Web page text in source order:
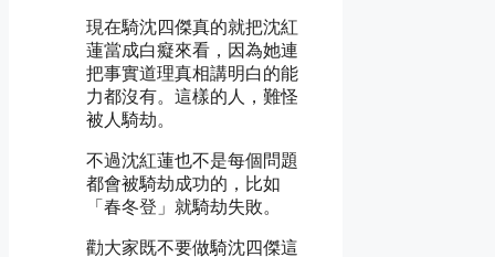
現在騎沈四傑真的就把沈紅
蓮當成白癡來看，因為她連
把事實道理真相講明白的能
力都沒有。這樣的人，難怪
被人騎劫。
不過沈紅蓮也不是每個問題
都會被騎劫成功的，比如
「春冬登」就騎劫失敗。
勸大家既不要做騎沈四傑這